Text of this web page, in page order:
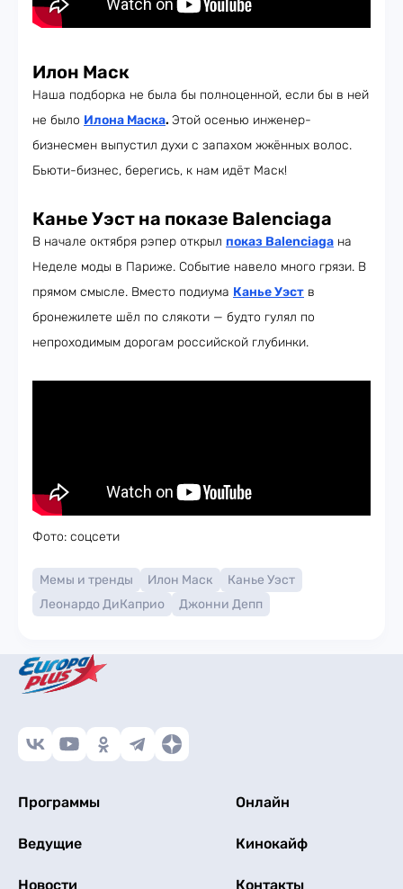
Илон Маск
Наша подборка не была бы полноценной, если бы в ней
не было Илона Маска. Этой осенью инженер-
бизнесмен выпустил духи с запахом жжённых волос.
Бьюти-бизнес, берегись, к нам идёт Маск!
Канье Уэст на показе Balenciaga
В начале октября рэпер открыл показ Balenciaga на
Неделе моды в Париже. Событие навело много грязи. В
прямом смысле. Вместо подиума Канье Уэст в
бронежилете шёл по слякоти — будто гулял по
непроходимым дорогам российской глубинки.
Фото: соцсети
Мемы и тренды Илон Маск
Канье Уэст
Леонардо ДиКаприо
Джонни Депп
Программы Онлайн
Ведущие Кинокайф
Новости Контакты